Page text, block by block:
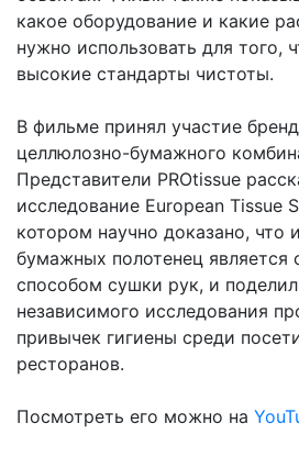
какое оборудование и какие
нужно использовать для того,
высокие стандарты чистоты.
В фильме принял участие
целлюлозно-бумажного
Представители PROtissue
исследование European Tissue
котором научно доказано, что
бумажных полотенец
способом сушки рук, и
независимого исследования
привычек гигиены среди
ресторанов.
Посмотреть его можно на